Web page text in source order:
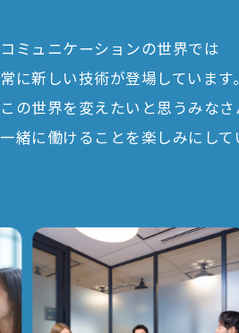
コミュニケーションの世界では
常に新しい技術が登場しています。
この世界を変えたいと思うみなさ
一緒に働けることを楽しみにして